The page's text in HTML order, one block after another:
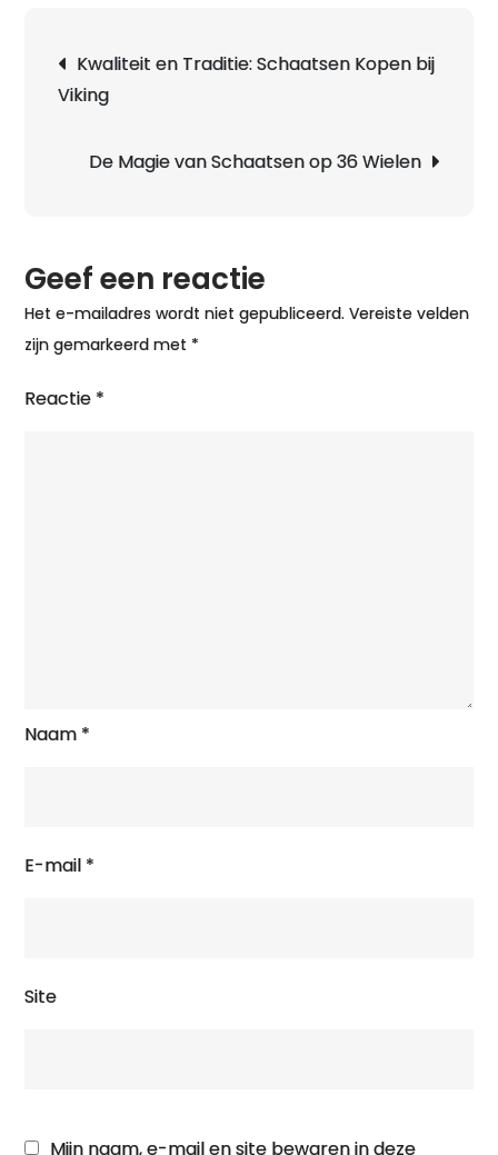
Kwaliteit en Traditie: Schaatsen Kopen bij
Viking
De Magie van Schaatsen op 36 Wielen
Geef een reactie
Het e-mailadres wordt niet gepubliceerd. Vereiste velden
zijn gemarkeerd met *
Reactie *
Naam *
E-mail *
Site
Mijn naam, e-mail en site bewaren in deze